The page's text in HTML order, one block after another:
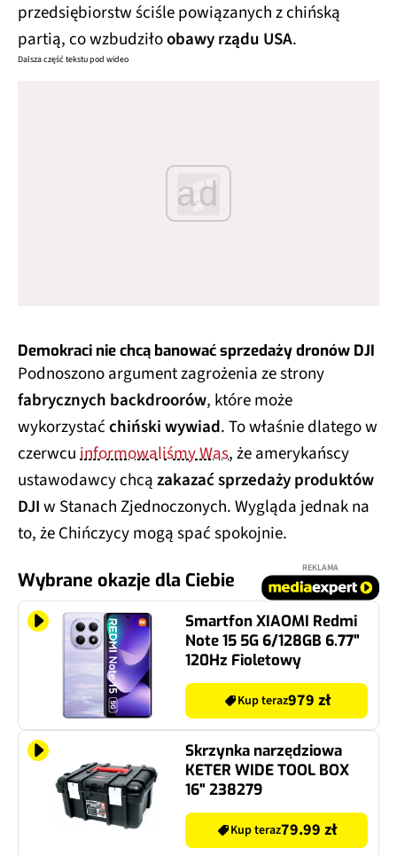
przedsiębiorstw ściśle powiązanych z chińską
partią, co wzbudziłoobawy rządu USA.
Dalsza część tekstu pod wideo
ad
Demokraci nie chcą banować sprzedaży dronów DJI
Podnoszono argument zagrożenia ze strony
fabrycznych backdroorów, które może
wykorzystaćchiński wywiad. To właśnie dlatego w
czerwcuinformowaliśmy Was, że amerykańscy
ustawodawcy chcązakazać sprzedaży produktów
DJIw Stanach Zjednoczonych. Wygląda jednak na
to, że Chińczycy mogą spać spokojnie.
Wybrane okazje dla Ciebie
REKLAMA
Smartfon XIAOMI Redmi
Note 15 5G 6/128GB 6.77"
120Hz Fioletowy
Kup teraz979 zł
Skrzynka narzędziowa
KETER WIDE TOOL BOX
16" 238279
Kup teraz79.99 zł